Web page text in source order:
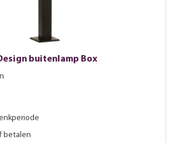
buitenlamp Box
betalen